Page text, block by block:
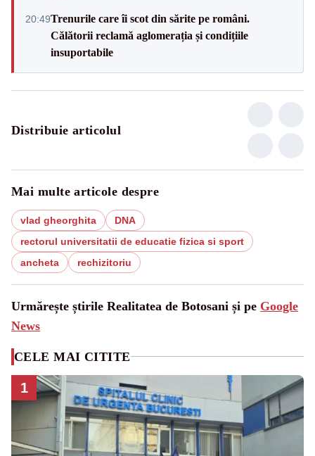
20:49Trenurile care îi scot din sărite pe români.
Călătorii reclamă aglomerația și condițiile
insuportabile
Distribuie articolul
Mai multe articole despre
vlad gheorghita
DNA
rectorul universitatii de educatie fizica si sport
ancheta
rechizitoriu
Urmărește știrile Realitatea de Botosani și pe Google
News
CELE MAI CITITE
1